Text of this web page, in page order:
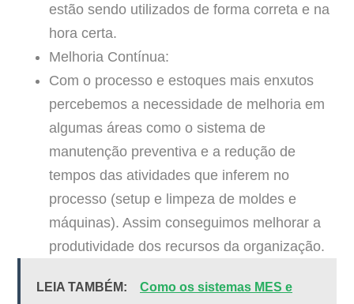
estão sendo utilizados de forma correta e na
hora certa.
Melhoria Contínua:
Com o processo e estoques mais enxutos
percebemos a necessidade de melhoria em
algumas áreas como o sistema de
manutenção preventiva e a redução de
tempos das atividades que inferem no
processo (setup e limpeza de moldes e
máquinas). Assim conseguimos melhorar a
produtividade dos recursos da organização.
LEIA TAMBÉM:
Como os sistemas MES e